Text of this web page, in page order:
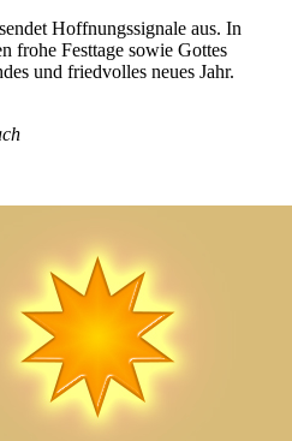
Hoffnungssignale aus. In
frohe Festtage sowie Gottes
und friedvolles neues Jahr.